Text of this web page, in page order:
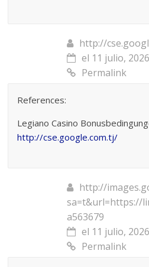
http://
el 11 julio,
Permalink
References:
Legiano Casino
http://cse.google.com.tj/
http://
sa=t&url=https://
a563679
el 11 julio,
Permalink